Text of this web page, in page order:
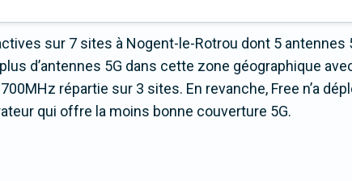
sur 7 sites à Nogent-le-Rotrou dont 5 antennes
d’antennes 5G dans cette zone géographique
répartie sur 3 sites. En revanche, Free n’a
qui offre la moins bonne couverture 5G.